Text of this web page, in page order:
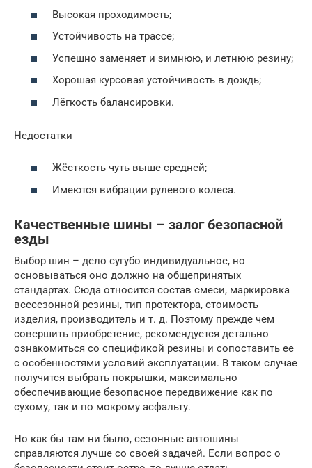
Высокая проходимость;
Устойчивость на трассе;
Успешно заменяет и зимнюю, и летнюю резину;
Хорошая курсовая устойчивость в дождь;
Лёгкость балансировки.
Недостатки
Жёсткость чуть выше средней;
Имеются вибрации рулевого колеса.
Качественные шины – залог безопасной
езды
Выбор шин – дело сугубо индивидуальное, но
основываться оно должно на общепринятых
стандартах. Сюда относится состав смеси, маркировка
всесезонной резины, тип протектора, стоимость
изделия, производитель и т. д. Поэтому прежде чем
совершить приобретение, рекомендуется детально
ознакомиться со спецификой резины и сопоставить ее
с особенностями условий эксплуатации. В таком случае
получится выбрать покрышки, максимально
обеспечивающие безопасное передвижение как по
сухому, так и по мокрому асфальту.
Но как бы там ни было, сезонные автошины
справляются лучше со своей задачей. Если вопрос о